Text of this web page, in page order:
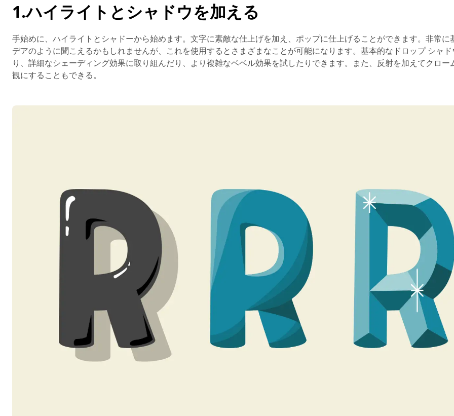
1.ハイライトとシャドウを加える
手始めに、ハイライトとシャドーから始めます。文字に素敵な仕上げを加え、ポップに仕上げることができます。非常に
デアのように聞こえるかもしれませんが、これを使用するとさまざまなことが可能になります。基本的なドロップ シャド
り、詳細なシェーディング効果に取り組んだり、より複雑なベベル効果を試したりできます。また、反射を加えてクロー
観にすることもできる。